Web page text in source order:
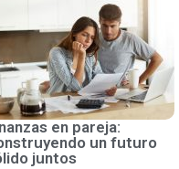
en pareja:
un futuro
juntos